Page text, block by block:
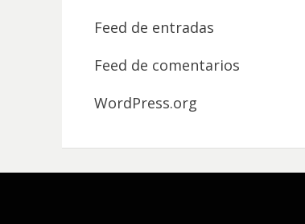
Feed de entradas
Feed de comentarios
WordPress.org